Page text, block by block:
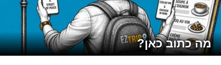
מה כתוב כאן?